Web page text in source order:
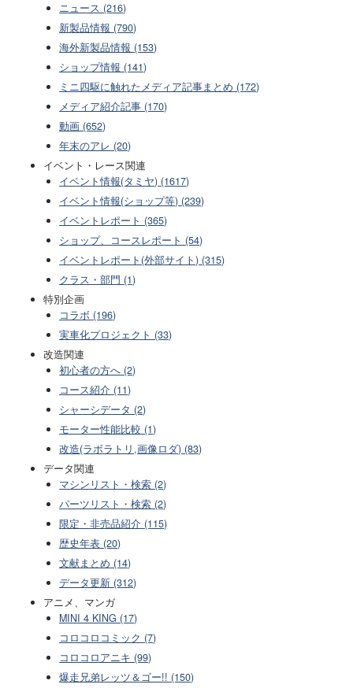
ニュース (216)
新製品情報 (790)
海外新製品情報 (153)
ショップ情報 (141)
ミニ四駆に触れたメディア記事まとめ (172)
メディア紹介記事 (170)
動画 (652)
年末のアレ (20)
イベント・レース関連
イベント情報(タミヤ) (1617)
イベント情報(ショップ等) (239)
イベントレポート (365)
ショップ、コースレポート (54)
イベントレポート(外部サイト) (315)
クラス・部門 (1)
特別企画
コラボ (196)
実車化プロジェクト (33)
改造関連
初心者の方へ (2)
コース紹介 (11)
シャーシデータ (2)
モーター性能比較 (1)
改造(ラボラトリ,画像ロダ) (83)
データ関連
マシンリスト・検索 (2)
パーツリスト・検索 (2)
限定・非売品紹介 (115)
歴史年表 (20)
文献まとめ (14)
データ更新 (312)
アニメ、マンガ
MINI 4 KING (17)
コロコロコミック (7)
コロコロアニキ (99)
爆走兄弟レッツ＆ゴー!! (150)